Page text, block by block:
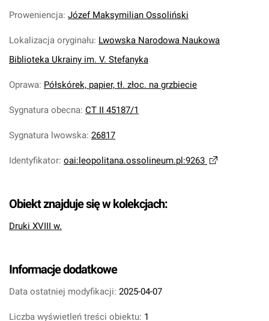
Proweniencja: Józef Maksymilian Ossoliński
Lokalizacja oryginału: Lwowska Narodowa Naukowa
Biblioteka Ukrainy im. V. Stefanyka
Oprawa: Półskórek, papier, tł. złoc. na grzbiecie
Sygnatura obecna: CT II 45187/1
Sygnatura lwowska: 26817
Identyfikator: oai:leopolitana.ossolineum.pl:9263
Obiekt znajduje się w kolekcjach:
Druki XVIII w.
Informacje dodatkowe
Data ostatniej modyfikacji: 2025-04-07
Liczba wyświetleń treści obiektu: 1